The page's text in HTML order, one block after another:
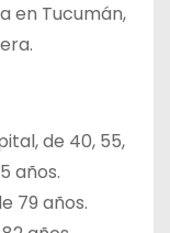
en Tucumán,
de 40, 55,
años.
79 años.